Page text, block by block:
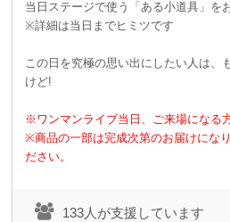
当日ステージで使う「ある小道具」を
※詳細は当日までヒミツです
この日を究極の思い出にしたい人は、
けど!
※ワンマンライブ当日、ご来場になる
※商品の一部は完成次第のお届けにな
ださい。
133人が支援しています